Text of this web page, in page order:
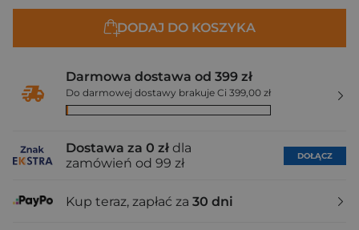
DODAJ DO KOSZYKA
Darmowa dostawa od 399 zł
Do darmowej dostawy brakuje Ci 399,00 zł
Dostawa za 0 zł dla
zamówień od 99 zł
DOŁĄCZ
Kup teraz, zapłać za 30 dni